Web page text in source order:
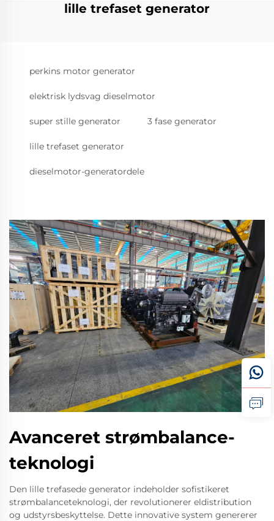
lille trefaset generator
perkins motor generator
elektrisk lydsvag dieselmotor
super stille generator 3 fase generator
lille trefaset generator
dieselmotor-generatordele
Avanceret strømbalance-
teknologi
Den lille trefasede generator indeholder sofistikeret
strømbalanceteknologi, der revolutionerer eldistribution
og udstyrsbeskyttelse. Dette innovative system genererer